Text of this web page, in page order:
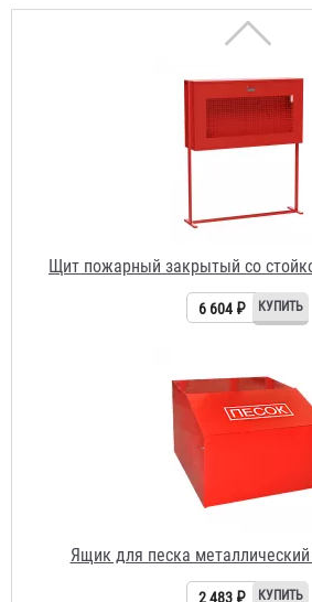
Щит пожарный закрытый со
6 604 ₽
Ящик для песка металлический
2 483 ₽